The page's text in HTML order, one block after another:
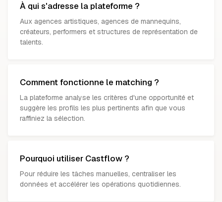
À qui s'adresse la plateforme ?
Aux agences artistiques, agences de mannequins,
créateurs, performers et structures de représentation de
talents.
Comment fonctionne le matching ?
La plateforme analyse les critères d'une opportunité et
suggère les profils les plus pertinents afin que vous
raffiniez la sélection.
Pourquoi utiliser Castflow ?
Pour réduire les tâches manuelles, centraliser les
données et accélérer les opérations quotidiennes.